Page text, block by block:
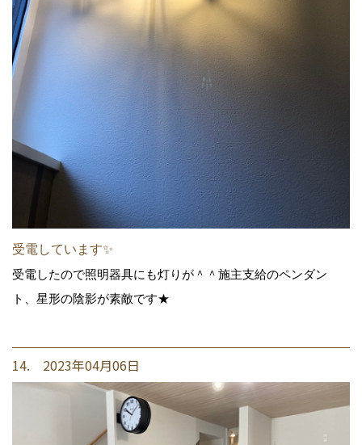
受電しています✨
受電したので照明器具にも灯りが＾＾施主支給のペンダン
ト、星形の陰影が素敵です★
14. 2023年04月06日